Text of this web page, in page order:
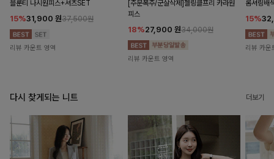
블룬티 나시원피스+셔츠SET
15%31,900 원37,500원
리뷰 카운트 영역
[주문폭주/군살삭제]젤링클프리 카라원
피스
18%27,900 원34,000원
리뷰 카운트 영역
롬셔링배
15%
리뷰 카운
다시 찾게되는 니트 더보기